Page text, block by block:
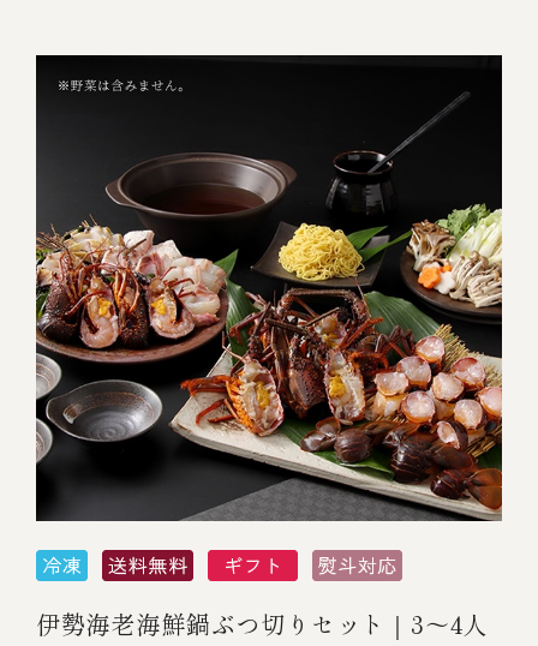
伊勢海老海鮮鍋ぶつ切りセット｜3～4人